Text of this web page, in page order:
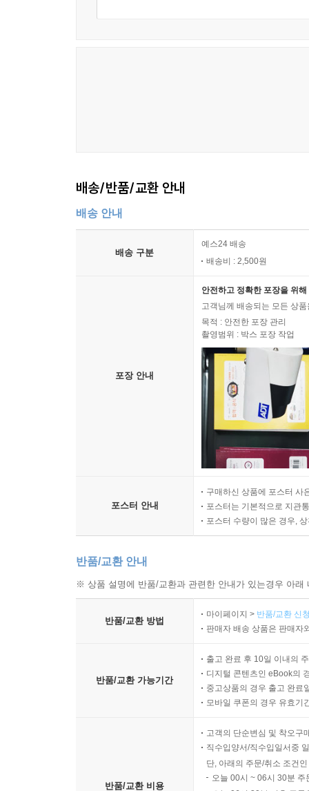
배송/반품/교환 안내
배송 안내
배송 구분
예스24 배송
배송비 : 2,500원
포장 안내
안전하고 정확한 포장을 위
고객님께 배송되는 모든 상
목적 : 안전한 포장 관리
촬영범위 : 박스 포장 작업
포스터 안내
구매하신 상품에 포스터 사
포스터는 기본적으로 지관
포스터 수량이 많은 경우,
반품/교환 안내
※ 상품 설명에 반품/교환과 관련한 안내가 있는경우 아
반품/교환 방법
마이페이지 > 반품/교환 신
판매자 배송 상품은 판매자
반품/교환 가능기간
출고 완료 후 10일 이내의
디지털 콘텐츠인 eBook의
중고상품의 경우 출고 완료
모바일 쿠폰의 경우 유효기
반품/교환 비용
고객의 단순변심 및 착오구
직수입양서/직수입일서중
단, 아래의 주문/취소 조건
오늘 00시 ~ 06시 30분